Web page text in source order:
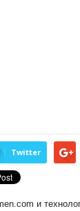
Twitter
и